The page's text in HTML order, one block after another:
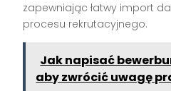
zapewniając łatwy import
procesu rekrutacyjnego.
Jak napisać
aby zwrócić uwagę